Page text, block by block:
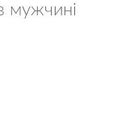
мужчині